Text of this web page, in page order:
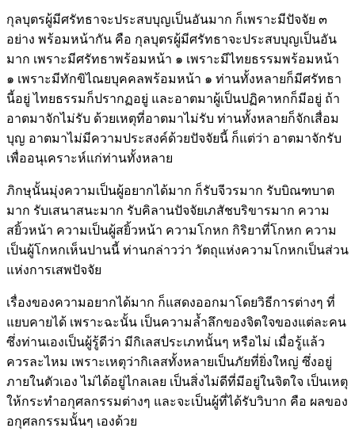
กุลบุตรผู้มีศรัทธาจะประสบบุญเป็นอันมาก ก็เพราะมีปัจจัย ๓
อย่าง พร้อมหน้ากัน คือ กุลบุตรผู้มีศรัทธาจะประสบบุญเป็นอัน
มาก เพราะมีศรัทธาพร้อมหน้า ๑ เพราะมีไทยธรรมพร้อมหน้า
๑ เพราะมีทักขิไณยบุคคลพร้อมหน้า ๑ ท่านทั้งหลายก็มีศรัทธา
นี้อยู่ ไทยธรรมก็ปรากฏอยู่ และอาตมาผู้เป็นปฏิคาหกก็มีอยู่ ถ้า
อาตมาจักไม่รับ ด้วยเหตุที่อาตมาไม่รับ ท่านทั้งหลายก็จักเสื่อม
บุญ อาตมาไม่มีความประสงค์ด้วยปัจจัยนี้ ก็แต่ว่า อาตมาจักรับ
เพื่ออนุเคราะห์แก่ท่านทั้งหลาย
ภิกษุนั้นมุ่งความเป็นผู้อยากได้มาก ก็รับจีวรมาก รับบิณฑบาต
มาก รับเสนาสนะมาก รับคิลานปัจจัยเภสัชบริขารมาก ความ
สยิ้วหน้า ความเป็นผู้สยิ้วหน้า ความโกหก กิริยาที่โกหก ความ
เป็นผู้โกหกเห็นปานนี้ ท่านกล่าวว่า วัตถุแห่งความโกหกเป็นส่วน
แห่งการเสพปัจจัย
เรื่องของความอยากได้มาก ก็แสดงออกมาโดยวิธีการต่างๆ ที่
แยบคายได้ เพราะฉะนั้น เป็นความล้ำลึกของจิตใจของแต่ละคน
ซึ่งท่านเองเป็นผู้รู้ดีว่า มีกิเลสประเภทนั้นๆ หรือไม่ เมื่อรู้แล้ว
ควรละไหม เพราะเหตุว่ากิเลสทั้งหลายเป็นภัยที่ยิ่งใหญ่ ซึ่งอยู่
ภายในตัวเอง ไม่ได้อยู่ไกลเลย เป็นสิ่งไม่ดีที่มีอยู่ในจิตใจ เป็นเหตุ
ให้กระทำอกุศลกรรมต่างๆ และจะเป็นผู้ที่ได้รับวิบาก คือ ผลของ
อกุศลกรรมนั้นๆ เองด้วย